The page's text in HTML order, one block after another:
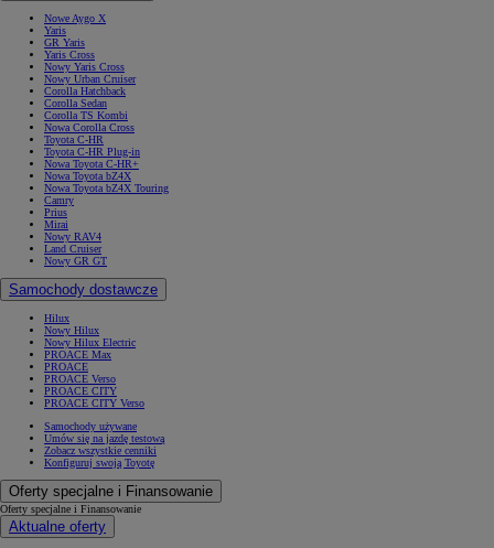
Nowe Aygo X
Yaris
GR Yaris
Yaris Cross
Nowy Yaris Cross
Nowy Urban Cruiser
Corolla Hatchback
Corolla Sedan
Corolla TS Kombi
Nowa Corolla Cross
Toyota C-HR
Toyota C-HR Plug-in
Nowa Toyota C-HR+
Nowa Toyota bZ4X
Nowa Toyota bZ4X Touring
Camry
Prius
Mirai
Nowy RAV4
Land Cruiser
Nowy GR GT
Samochody dostawcze
Hilux
Nowy Hilux
Nowy Hilux Electric
PROACE Max
PROACE
PROACE Verso
PROACE CITY
PROACE CITY Verso
Samochody używane
Umów się na jazdę testową
Zobacz wszystkie cenniki
Konfiguruj swoją Toyotę
Oferty specjalne i Finansowanie
Oferty specjalne i Finansowanie
Aktualne oferty